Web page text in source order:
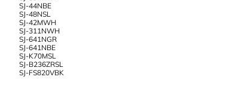
SJ-44NBE
SJ-48NSL
SJ-42MWH
SJ-311NWH
SJ-641NGR
SJ-641NBE
SJ-K70MSL
SJ-B236ZRSL
SJ-FS820VBK